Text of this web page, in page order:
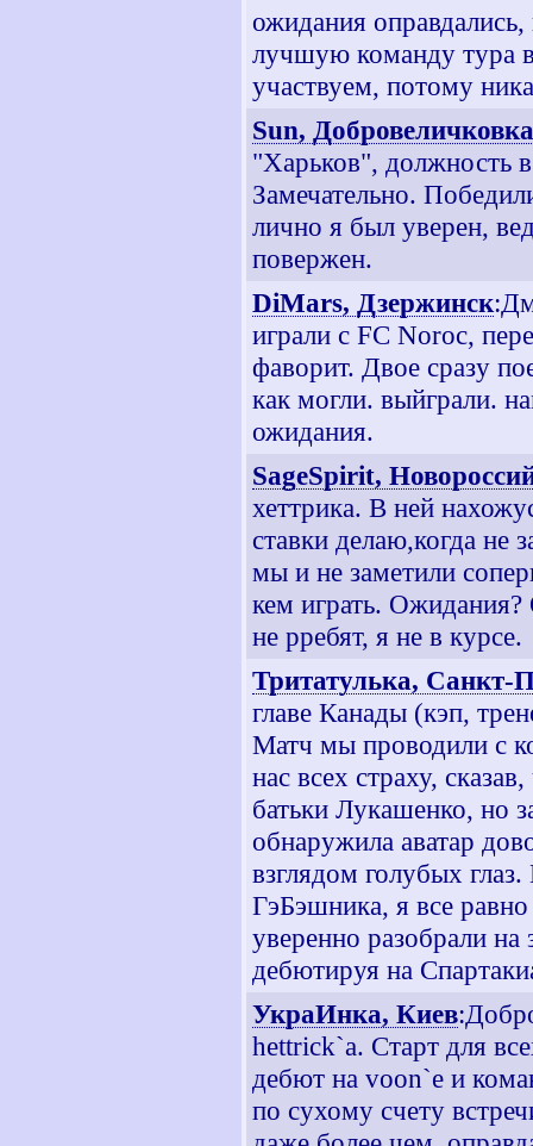
ожидания
лучшую команду тура
участвуем, потому
Sun, Добровеличковка
"Харьков", должность
Замечательно.
лично я был уверен,
повержен.
DiMars, Дзержинск
играли с FC Noroc,
фаворит. Двое сразу
как могли. выйграли.
ожидания.
SageSpirit,
хеттрика. В ней
ставки делаю,когда не
мы и не заметили
кем играть.
не рребят, я не в курсе.
Тритатулька, Санкт-
главе Канады (кэп,
Матч мы проводили с
нас всех страху,
батьки Лукашенко, но
обнаружила аватар
взглядом голубых
ГэБэшника, я все
уверенно разобрали
дебютируя на
УкраИнка, Киев
hettrick`а. Старт для
дебют на voon`e и
по сухому счету